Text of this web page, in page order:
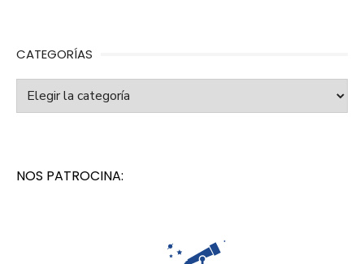
CATEGORÍAS
Categorías
NOS PATROCINA: